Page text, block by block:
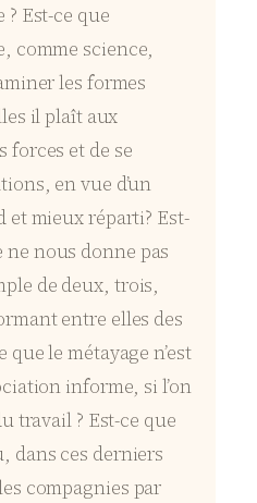
Est-ce que
comme science,
les formes
il plaît aux
forces et de se
en vue d’un
et mieux réparti? Est-
ne nous donne pas
de deux, trois,
entre elles des
que le métayage n’est
informe, si l’on
travail ? Est-ce que
dans ces derniers
compagnies par